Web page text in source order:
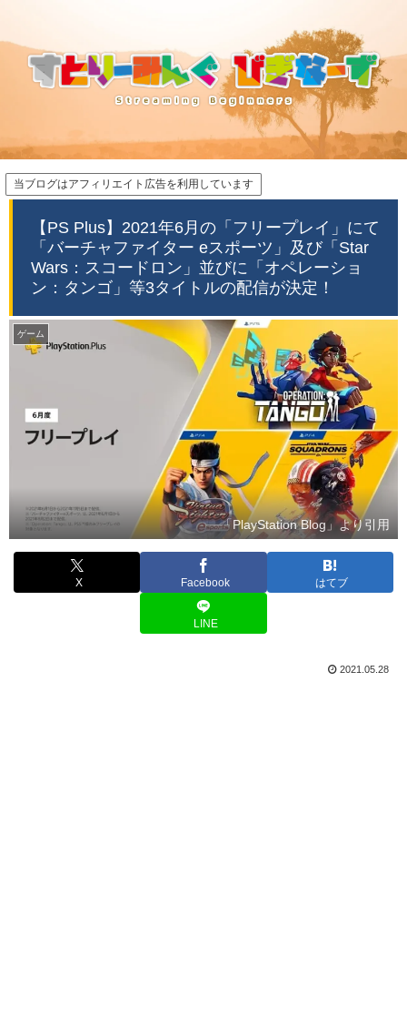
当ブログはアフィリエイト広告を利用しています
【PS Plus】2021年6月の「フリープレイ」にて
「バーチャファイター eスポーツ」及び「Star
Wars：スコードロン」並びに「オペレーショ
ン：タンゴ」等3タイトルの配信が決定！
ゲーム
「PlayStation Blog」より引用
X Facebook はてブ
LINE
2021.05.28